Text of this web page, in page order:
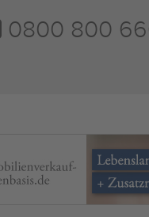
0800 800